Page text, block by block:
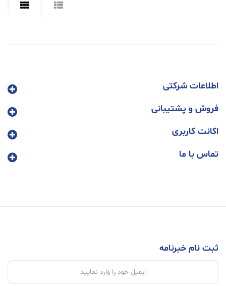
اطلاعات شرکتی
فروش و پشتیبانی
اکانت کاربری
تماس با ما
ثبت نام خبرنامه